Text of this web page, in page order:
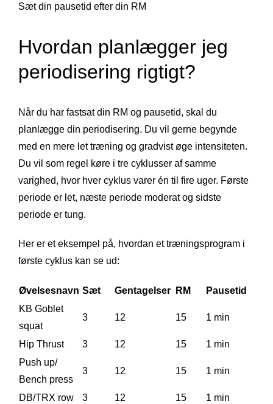
Sæt din pausetid efter din RM
Hvordan planlægger jeg
periodisering rigtigt?
Når du har fastsat din RM og pausetid, skal du
planlægge din periodisering. Du vil gerne begynde
med en mere let træning og gradvist øge intensiteten.
Du vil som regel køre i tre cyklusser af samme
varighed, hvor hver cyklus varer én til fire uger. Første
periode er let, næste periode moderat og sidste
periode er tung.
Her er et eksempel på, hvordan et træningsprogram i
første cyklus kan se ud:
Øvelsesnavn Sæt Gentagelser RM
Pausetid
KB Goblet
squat
3 12 15 1 min
Hip Thrust 3 12 15
1 min
Push up/
Bench press
3 12 15 1 min
DB/TRX row 3 12 15
1 min